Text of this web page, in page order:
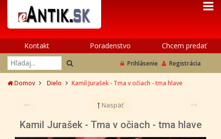
Kontakt Poradenstvo Chcem predať
Prihlásenie Registrácia
Domov Dielo Kamil Jurašek - Tma v očiach - tma hlave
Naspäť
Kamil Jurašek - Tma v očiach - tma hlave